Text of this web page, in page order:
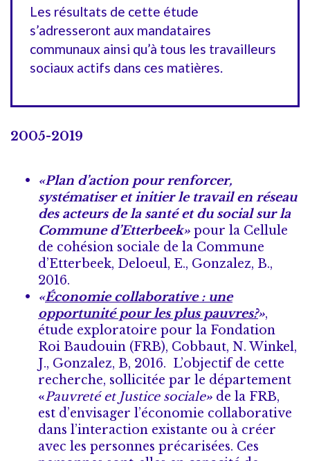
Les résultats de cette étude
s’adresseront aux mandataires
communaux ainsi qu’à tous les travailleurs
sociaux actifs dans ces matières.
2005-2019
«Plan d’action pour renforcer,
systématiser et initier le travail en réseau
des acteurs de la santé et du social sur la
Commune d’Etterbeek» pour la Cellule
de cohésion sociale de la Commune
d’Etterbeek, Deloeul, E., Gonzalez, B.,
2016.
«Économie collaborative : une
opportunité pour les plus pauvres?»,
étude exploratoire pour la Fondation
Roi Baudouin (FRB), Cobbaut, N. Winkel,
J., Gonzalez, B, 2016. L’objectif de cette
recherche, sollicitée par le département
«Pauvreté et Justice sociale» de la FRB,
est d’envisager l’économie collaborative
dans l’interaction existante ou à créer
avec les personnes précarisées. Ces